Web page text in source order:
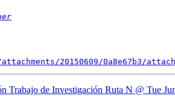
20150609/0a8e67b3/
Trabajo de Investigación Ruta N @ Tue